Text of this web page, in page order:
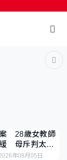
案 28歲女教師
母斥判太重
年08月05日